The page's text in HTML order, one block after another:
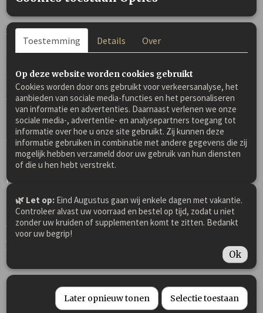
Lijnzaad en psyllium
slijmvlies in de maag en darmen met een beschermende film
omhullen. Dit helpt om een gezond, intact slijmvlies te
geïrriteerd is door ziekte, medicatie, ontworming of stress. De
onverzadigde vetzuren bevorderen ook een gezonde huid en
vacht.
Agrobs AlpenGrün Mash 5 kg bevat zacht gedroogderode
biet, wortel, appel en pastinaakvoor een heerlijke smaak!
Kieskeurige paarden eten het graag zonder toegevoegde
melasse. Agrobs AlpenGrün Mash bevat ook natuurlijke vitale
stoffen, waaronder secundaire plantaardige stoffen, vitamines,
mineralen en goed verteerbare pectines voor een gezonde
darmflora. Gedroogde rozenbottelschil staat bekend om zijn
vitamine C, een belangrijke booster voor het immuunsysteem.
Agrobs AlpenGrün Mash bevat ook verteringsbevorderende
venkel en karwij.
Toepassing Agrobs AlpenGrün Mash 5 kg:
Toestemming Details Over
Op deze website worden cookies gebruikt
Cookies worden door ons gebruikt voor verkeersanalyse, het
aanbieden van sociale media-functies en het personaliseren
van informatie en advertenties. Daarnaast verlenen we onze
sociale media-, advertentie- en analysepartners toegang tot
informatie over hoe u onze site gebruikt. Zij kunnen deze
informatie gebruiken in combinatie met andere gegevens die zij
mogelijk hebben verzameld door uw gebruik van hun diensten
of die u hen hebt verstrekt.
🌿 Let op: Eind Augustus gaan wij enkele dagen met vakantie.
Controleer alvast uw voorraad en bestel op tijd, zodat u niet
zonder uw kruiden of supplementen komt te zitten. Bedankt
voor uw begrip!
Ok
Later opnieuw tonen Selectie toestaan